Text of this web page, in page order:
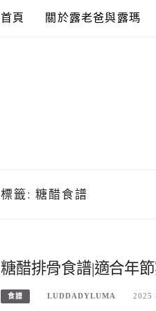
首頁 關於露老爸與露瑪
標籤: 糖醋食譜
糖醋排骨食譜|適合年
食譜 LUDDADYLUMA 2025